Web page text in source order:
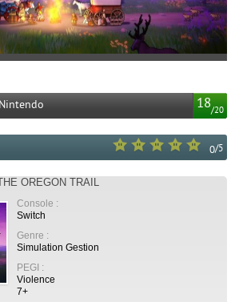
18/20
0/5
OREGON TRAIL
Console :
Switch
Genre :
Simulation Gestion
PEGI :
Violence
7+